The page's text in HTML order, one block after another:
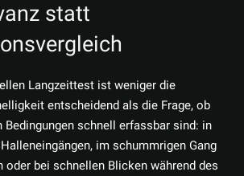
statt
Langzeittest ist weniger die
entscheidend als die Frage, ob
Bedingungen schnell erfassbar sind: in
im schummrigen Gang
oder bei schnellen Blicken während des